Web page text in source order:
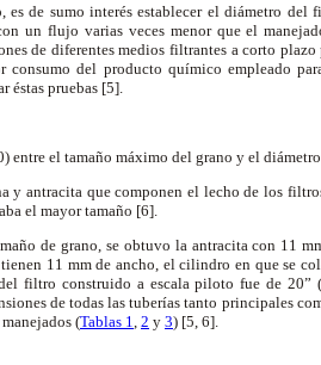
de sumo interés establecer el diámetro del
un flujo varias veces menor que el
de diferentes medios filtrantes a corto
del producto químico empleado
éstas pruebas [5].
entre el tamaño máximo del grano y el
y antracita que componen el lecho de los
el mayor tamaño [6].
de grano, se obtuvo la antracita con 11
11 mm de ancho, el cilindro en que se
filtro construido a escala piloto fue de 20”
de todas las tuberías tanto principales
(Tablas 1, 2 y 3) [5, 6].